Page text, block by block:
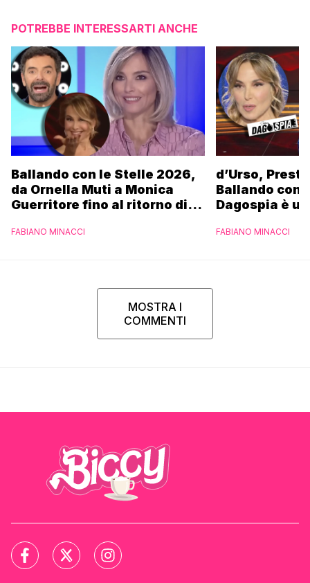
POTREBBE INTERESSARTI ANCHE
Ballando con le Stelle 2026,
da Ornella Muti a Monica
Guerritore fino al ritorno di
l’esclusiva di Gabriele
FABIANO MINACCI
d’Urso,
Ballando con
Dagospia è
FABIANO MINACCI
MOSTRA I
COMMENTI